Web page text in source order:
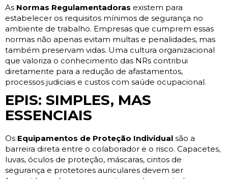
As Normas Regulamentadoras existem para
estabelecer os requisitos mínimos de segurança no
ambiente de trabalho. Empresas que cumprem essas
normas não apenas evitam multas e penalidades, mas
também preservam vidas. Uma cultura organizacional
que valoriza o conhecimento das NRs contribui
diretamente para a redução de afastamentos,
processos judiciais e custos com saúde ocupacional.
EPIS: SIMPLES, MAS
ESSENCIAIS
Os Equipamentos de Proteção Individual são a
barreira direta entre o colaborador e o risco. Capacetes,
luvas, óculos de proteção, máscaras, cintos de
segurança e protetores auriculares devem ser